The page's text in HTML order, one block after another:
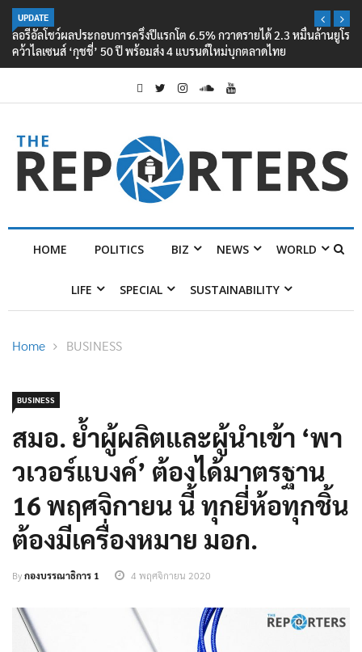
UPDATE
ลอรีอัลโชว์ผลประกอบการครึ่งปีแรกโต 6.5% กวาดรายได้ 2.3 หมื่นล้านยูโร
คว้าไลเซนส์ ‘กุชชี่’ 50 ปี พร้อมส่ง 4 แบรนด์ใหม่บุกตลาดไทย
HOME POLITICS BIZ NEWS WORLD
LIFE SPECIAL SUSTAINABILITY
Home BUSINESS
BUSINESS
สมอ. ย้ำผู้ผลิตและผู้นำเข้า ‘พา
วเวอร์แบงค์’ ต้องได้มาตรฐาน
16 พฤศจิกายน นี้ ทุกยี่ห้อทุกชิ้น
ต้องมีเครื่องหมาย มอก.
Byกองบรรณาธิการ 1 4 พฤศจิกายน 2020